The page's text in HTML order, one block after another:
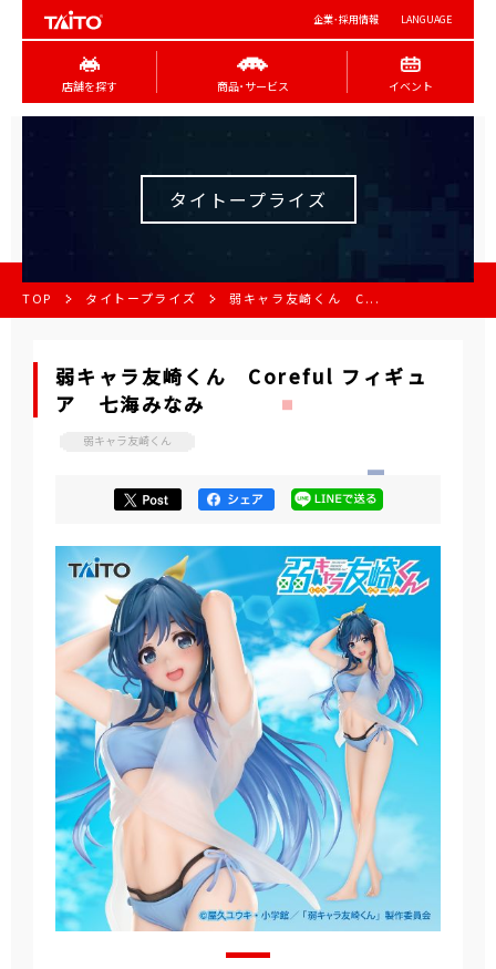
企業･採用情報 LANGUAGE
店舗を探す 商品･サービス イベント
タイトープライズ
TOP タイトープライズ 弱キャラ友崎くん C...
弱キャラ友崎くん Coreful フィギュ
ア 七海みなみ
弱キャラ友崎くん